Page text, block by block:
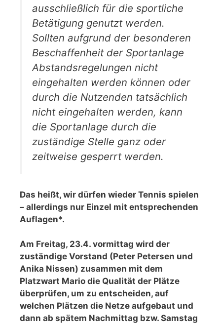
ausschließlich für die sportliche
Betätigung genutzt werden.
Sollten aufgrund der besonderen
Beschaffenheit der Sportanlage
Abstandsregelungen nicht
eingehalten werden können oder
durch die Nutzenden tatsächlich
nicht eingehalten werden, kann
die Sportanlage durch die
zuständige Stelle ganz oder
zeitweise gesperrt werden.
Das heißt, wir dürfen wieder Tennis spielen
– allerdings nur Einzel mit entsprechenden
Auflagen*.
Am Freitag, 23.4. vormittag wird der
zuständige Vorstand (Peter Petersen und
Anika Nissen) zusammen mit dem
Platzwart Mario die Qualität der Plätze
überprüfen, um zu entscheiden, auf
welchen Plätzen die Netze aufgebaut und
dann ab spätem Nachmittag bzw. Samstag